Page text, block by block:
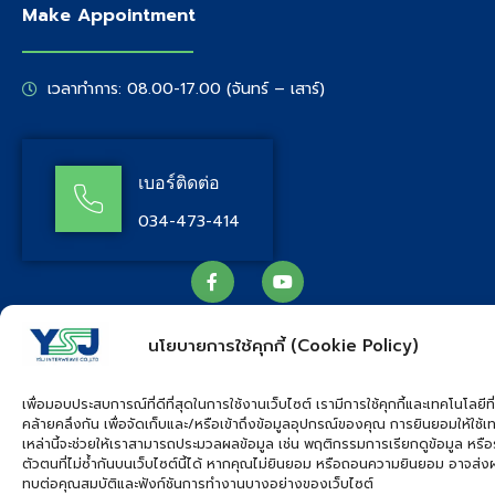
นโยบายการใช้คุกกี้ (Cookie Policy)
เพื่อมอบประสบการณ์ที่ดีที่สุดในการใช้งานเว็บไซต์ เรามีการใช้คุกกี้และเทคโนโลยีที่
คล้ายคลึงกัน เพื่อจัดเก็บและ/หรือเข้าถึงข้อมูลอุปกรณ์ของคุณ การยินยอมให้ใช้เ
เหล่านี้จะช่วยให้เราสามารถประมวลผลข้อมูล เช่น พฤติกรรมการเรียกดูข้อมูล หรื
ตัวตนที่ไม่ซ้ำกันบนเว็บไซต์นี้ได้ หากคุณไม่ยินยอม หรือถอนความยินยอม อาจส่ง
ทบต่อคุณสมบัติและฟังก์ชันการทำงานบางอย่างของเว็บไซต์
Make Appointment
เวลาทำการ: 08.00-17.00 (จันทร์ – เสาร์)
เบอร์ติดต่อ
034-473-414
Copyright © 2026. All rights reserved.